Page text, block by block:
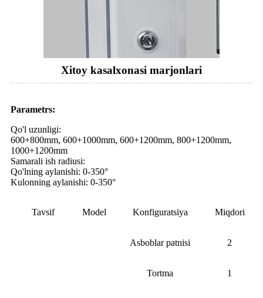
Xitoy kasalxonasi marjonlari
Parametrs:
Qo'l uzunligi:
600+800mm, 600+1000mm, 600+1200mm, 800+1200mm,
1000+1200mm
Samarali ish radiusi:
Qo'lning aylanishi: 0-350°
Kulonning aylanishi: 0-350°
Tavsif Model Konfiguratsiya Miqdori
Asboblar patnisi 2
Tortma 1